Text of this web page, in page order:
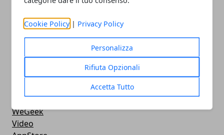
Cookie Policy | Privacy Policy
Personalizza
Rifiuta Opzionali
Accetta Tutto
FaceBook
Google Maps
Console
Hardware
Chat
Grafica
WeGeek
Video